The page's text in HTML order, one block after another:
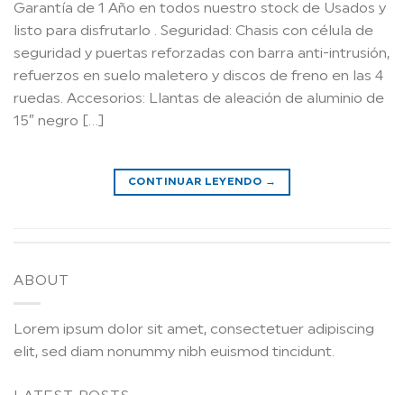
Garantía de 1 Año en todos nuestro stock de Usados y
listo para disfrutarlo . Seguridad: Chasis con célula de
seguridad y puertas reforzadas con barra anti-intrusión,
refuerzos en suelo maletero y discos de freno en las 4
ruedas. Accesorios: Llantas de aleación de aluminio de
15″ negro […]
CONTINUAR LEYENDO →
ABOUT
Lorem ipsum dolor sit amet, consectetuer adipiscing
elit, sed diam nonummy nibh euismod tincidunt.